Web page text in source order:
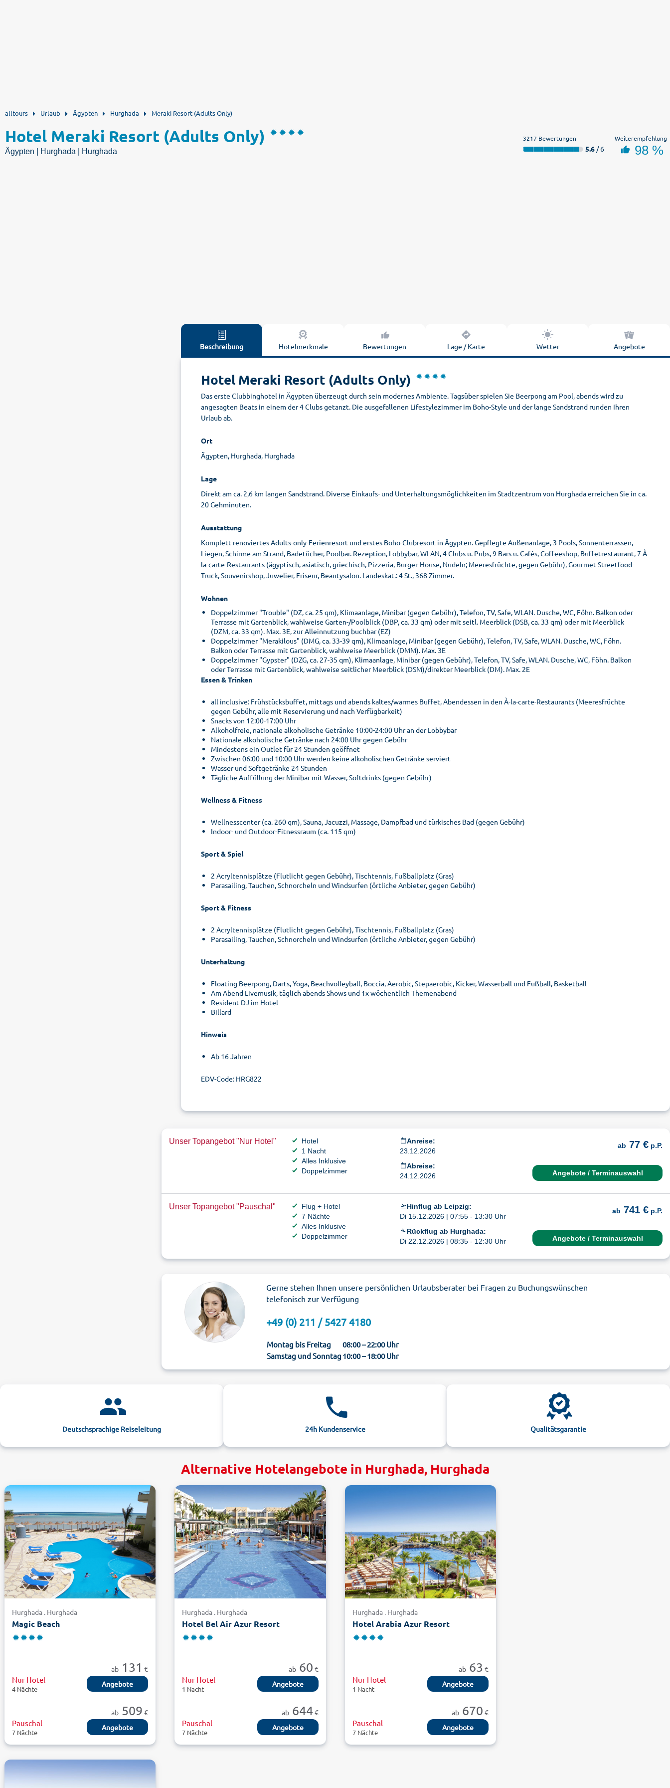
alltours Urlaub Ägypten Hurghada Meraki Resort (Adults Only)
Hotel Meraki Resort (Adults Only)
Ägypten | Hurghada | Hurghada
3217 Bewertungen
5.6 / 6
Weiterempfehlung
98 %
Beschreibung Hotelmerkmale Bewertungen Lage / Karte Wetter Angebote
Hotel Meraki Resort (Adults Only)
Das erste Clubbinghotel in Ägypten überzeugt durch sein modernes Ambiente. Tagsüber spielen Sie Beerpong am Pool, abends wird zu
angesagten Beats in einem der 4 Clubs getanzt. Die ausgefallenen Lifestylezimmer im Boho-Style und der lange Sandstrand runden Ihren
Urlaub ab.
Ort
Ägypten, Hurghada, Hurghada
Lage
Direkt am ca. 2,6 km langen Sandstrand. Diverse Einkaufs- und Unterhaltungsmöglichkeiten im Stadtzentrum von Hurghada erreichen Sie in ca.
20 Gehminuten.
Ausstattung
Komplett renoviertes Adults-only-Ferienresort und erstes Boho-Clubresort in Ägypten. Gepflegte Außenanlage, 3 Pools, Sonnenterrassen,
Liegen, Schirme am Strand, Badetücher, Poolbar. Rezeption, Lobbybar, WLAN, 4 Clubs u. Pubs, 9 Bars u. Cafés, Coffeeshop, Buffetrestaurant, 7 À-
la-carte-Restaurants (ägyptisch, asiatisch, griechisch, Pizzeria, Burger-House, Nudeln; Meeresfrüchte, gegen Gebühr), Gourmet-Streetfood-
Truck, Souvenirshop, Juwelier, Friseur, Beautysalon. Landeskat.: 4 St., 368 Zimmer.
Wohnen
Doppelzimmer "Trouble" (DZ, ca. 25 qm), Klimaanlage, Minibar (gegen Gebühr), Telefon, TV, Safe, WLAN. Dusche, WC, Föhn. Balkon oder
Terrasse mit Gartenblick, wahlweise Garten-/Poolblick (DBP, ca. 33 qm) oder mit seitl. Meerblick (DSB, ca. 33 qm) oder mit Meerblick
(DZM, ca. 33 qm). Max. 3E, zur Alleinnutzung buchbar (EZ)
Doppelzimmer "Merakilous" (DMG, ca. 33-39 qm), Klimaanlage, Minibar (gegen Gebühr), Telefon, TV, Safe, WLAN. Dusche, WC, Föhn.
Balkon oder Terrasse mit Gartenblick, wahlweise Meerblick (DMM). Max. 3E
Doppelzimmer "Gypster" (DZG, ca. 27-35 qm), Klimaanlage, Minibar (gegen Gebühr), Telefon, TV, Safe, WLAN. Dusche, WC, Föhn. Balkon
oder Terrasse mit Gartenblick, wahlweise seitlicher Meerblick (DSM)/direkter Meerblick (DM). Max. 2E
Essen & Trinken
all inclusive: Frühstücksbuffet, mittags und abends kaltes/warmes Buffet, Abendessen in den À-la-carte-Restaurants (Meeresfrüchte
gegen Gebühr, alle mit Reservierung und nach Verfügbarkeit)
Snacks von 12:00-17:00 Uhr
Alkoholfreie, nationale alkoholische Getränke 10:00-24:00 Uhr an der Lobbybar
Nationale alkoholische Getränke nach 24:00 Uhr gegen Gebühr
Mindestens ein Outlet für 24 Stunden geöffnet
Zwischen 06:00 und 10:00 Uhr werden keine alkoholischen Getränke serviert
Wasser und Softgetränke 24 Stunden
Tägliche Auffüllung der Minibar mit Wasser, Softdrinks (gegen Gebühr)
Wellness & Fitness
Wellnesscenter (ca. 260 qm), Sauna, Jacuzzi, Massage, Dampfbad und türkisches Bad (gegen Gebühr)
Indoor- und Outdoor-Fitnessraum (ca. 115 qm)
Sport & Spiel
2 Acryltennisplätze (Flutlicht gegen Gebühr), Tischtennis, Fußballplatz (Gras)
Parasailing, Tauchen, Schnorcheln und Windsurfen (örtliche Anbieter, gegen Gebühr)
Sport & Fitness
2 Acryltennisplätze (Flutlicht gegen Gebühr), Tischtennis, Fußballplatz (Gras)
Parasailing, Tauchen, Schnorcheln und Windsurfen (örtliche Anbieter, gegen Gebühr)
Unterhaltung
Floating Beerpong, Darts, Yoga, Beachvolleyball, Boccia, Aerobic, Stepaerobic, Kicker, Wasserball und Fußball, Basketball
Am Abend Livemusik, täglich abends Shows und 1x wöchentlich Themenabend
Resident-DJ im Hotel
Billard
Hinweis
Ab 16 Jahren
EDV-Code: HRG822
Unser Topangebot "Nur Hotel"
Hotel
1 Nacht
Alles Inklusive
Doppelzimmer
Anreise:
23.12.2026
Abreise:
24.12.2026
ab 77 € p.P.
Angebote / Terminauswahl
Unser Topangebot "Pauschal"
Flug + Hotel
7 Nächte
Alles Inklusive
Doppelzimmer
Hinflug ab Leipzig:
Di 15.12.2026 | 07:55 - 13:30 Uhr
Rückflug ab Hurghada:
Di 22.12.2026 | 08:35 - 12:30 Uhr
ab 741 € p.P.
Angebote / Terminauswahl
Gerne stehen Ihnen unsere persönlichen Urlaubsberater bei Fragen zu Buchungswünschen
telefonisch zur Verfügung
+49 (0) 211 / 5427 4180
Montag bis Freitag
08:00 – 22:00 Uhr
Samstag und Sonntag10:00 – 18:00 Uhr
Deutschsprachige Reiseleitung 24h Kundenservice Qualitätsgarantie
Alternative Hotelangebote in Hurghada, Hurghada
Hurghada . Hurghada
Magic Beach
ab 131 €
Nur Hotel
4 Nächte
Angebote
ab 509 €
Pauschal
7 Nächte
Angebote
Hurghada . Hurghada
Hotel Bel Air Azur Resort
ab60 €
Nur Hotel
1 Nacht
Angebote
ab644 €
Pauschal
7 Nächte
Angebote
Hurghada . Hurghada
Hotel Arabia Azur Resort
ab 63 €
Nur Hotel
1 Nacht
Angebote
ab 670 €
Pauschal
7 Nächte
Angebote